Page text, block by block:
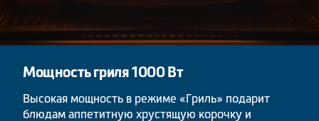
Мощность гриля 1000 Вт
Высокая мощность в режиме «Гриль» подарит
блюдам аппетитную хрустящую корочку и